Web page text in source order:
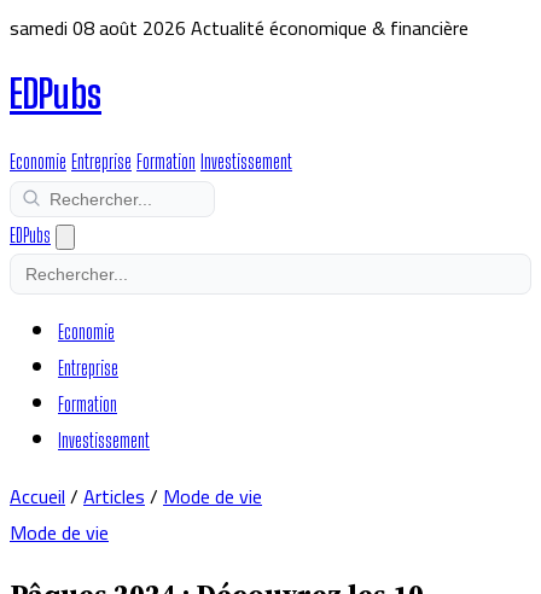
samedi 08 août 2026Actualité économique & financière
EDPubs
Economie Entreprise Formation Investissement
EDPubs
Economie
Entreprise
Formation
Investissement
Accueil/Articles/Mode de vie
Mode de vie